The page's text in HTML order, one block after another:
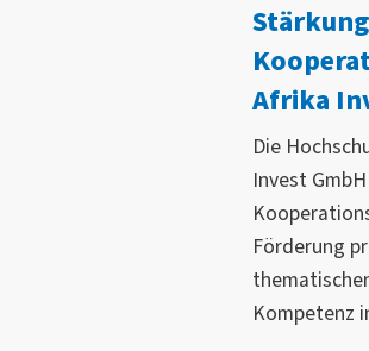
Afrika
Die
Invest
Förderung
Kompetenz